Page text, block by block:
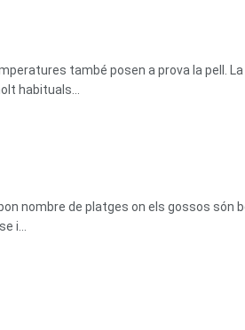
també posen a prova la pell.
habituals...
nombre de platges on els gossos són
i...